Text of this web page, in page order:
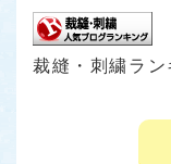
裁縫・刺繍ラン